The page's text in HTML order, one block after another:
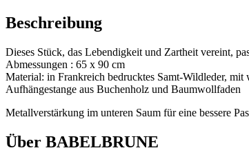
Beschreibung
Dieses Stück, das Lebendigkeit und Zartheit vereint,
Abmessungen : 65 x 90 cm
Material: in Frankreich bedrucktes Samt-Wildleder, mit
Aufhängestange aus Buchenholz und Baumwollfaden
Metallverstärkung im unteren Saum für eine bessere
Über BABELBRUNE